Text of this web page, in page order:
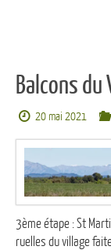
Balcons
20 mai 2021
3ème étape : St
ruelles du village